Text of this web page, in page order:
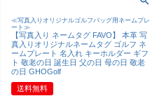
≪写真入りオリジナルゴルフバッグ用ネームプレ
ート≫
【写真入り ネームタグ FAVO】 本革 写
真入りオリジナルネームタグ ゴルフ ネ
ームプレート 名入れ キーホルダー ギフ
ト 敬老の日 誕生日 父の日 母の日 敬老
の日 GHOGolf
送料無料